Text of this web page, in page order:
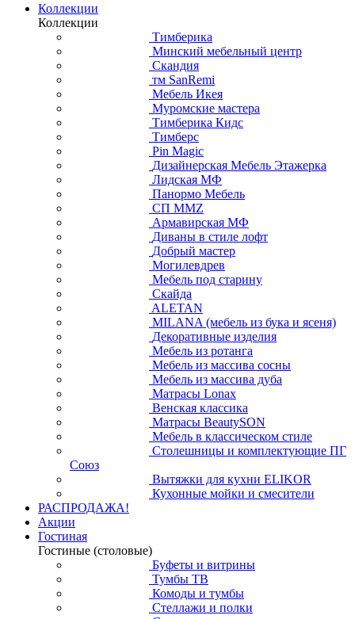
Коллекции
Коллекции
Тимберика
Минский мебельный центр
Скандия
тм SanRemi
Мебель Икея
Муромские мастера
Тимберика Кидс
Тимберс
Pin Magic
Дизайнерская Мебель Этажерка
Лидская МФ
Панормо Мебель
СП ММZ
Армавирская МФ
Диваны в стиле лофт
Добрый мастер
Могилевдрев
Мебель под старину
Скайда
ALETAN
MILANA (мебель из бука и ясеня)
Декоративные изделия
Мебель из ротанга
Мебель из массива сосны
Мебель из массива дуба
Матрасы Lonax
Венская классика
Матрасы BeautySON
Мебель в классическом стиле
Столешницы и комплектующие ПГ
Союз
Вытяжки для кухни ELIKOR
Кухонные мойки и смесители
РАСПРОДАЖА!
Акции
Гостиная
Гостиные (столовые)
Буфеты и витрины
Тумбы ТВ
Комоды и тумбы
Стеллажи и полки